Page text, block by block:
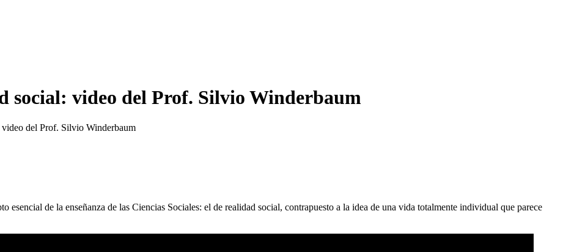
video del Prof. Silvio Winderbaum
del Prof. Silvio Winderbaum
de la enseñanza de las Ciencias Sociales: el de realidad social, contrapuesto a la idea de una vida totalmente individual que parece